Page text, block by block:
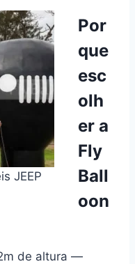
JEEP
Por
que
esc
olh
er a
Fly
Ball
oon
de altura —